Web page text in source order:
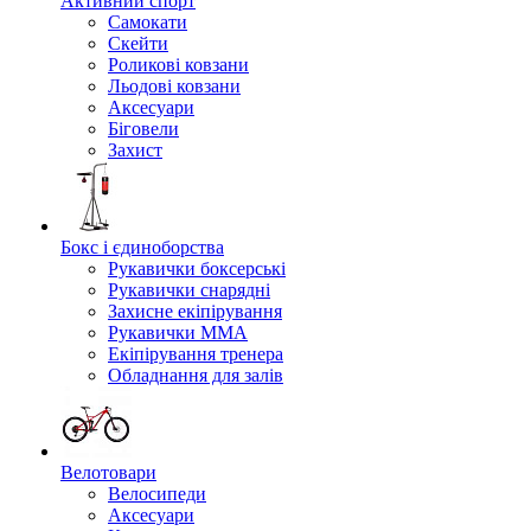
Самокати
Скейти
Роликові ковзани
Льодові ковзани
Аксесуари
Біговели
Захист
Бокс і єдиноборства
Рукавички боксерські
Рукавички снарядні
Захисне екіпірування
Рукавички ММА
Екіпірування тренера
Обладнання для залів
Велотовари
Велосипеди
Аксесуари